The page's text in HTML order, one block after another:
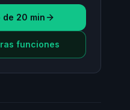
de 20 min
funciones